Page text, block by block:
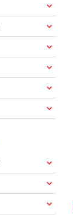
NUOVA ENIGMISTICA TEDESCHI N.3011